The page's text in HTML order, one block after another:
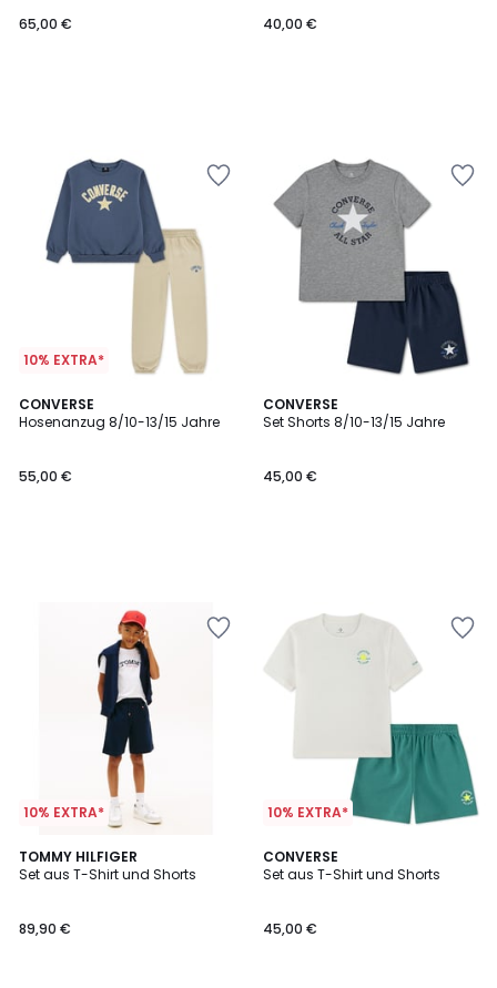
65,00 €
40,00 €
10% EXTRA*
CONVERSE
Hosenanzug 8/10-13/15 Jahre
55,00 €
CONVERSE
Set Shorts 8/10-13/15 Jahre
45,00 €
10% EXTRA*
TOMMY HILFIGER
Set aus T-Shirt und Shorts
89,90 €
10% EXTRA*
CONVERSE
Set aus T-Shirt und Shorts
45,00 €